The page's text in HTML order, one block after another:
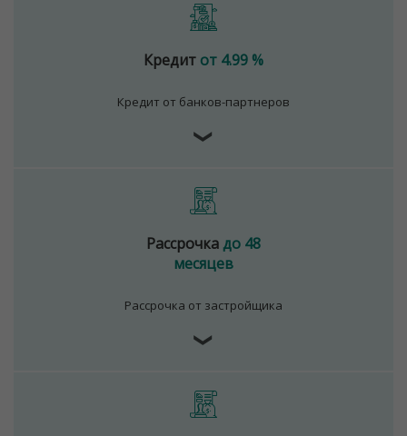
Кредит от 4.99 %
Кредит от банков-партнеров
❯
Рассрочкадо 48
месяцев
Рассрочка от застройщика
❯